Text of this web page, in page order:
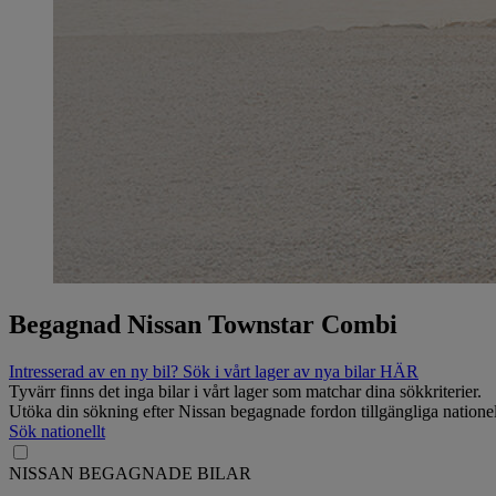
Begagnad Nissan Townstar Combi
Intresserad av en ny bil? Sök i vårt lager av nya bilar HÄR
Tyvärr finns det inga bilar i vårt lager som matchar dina sökkriterier.
Utöka din sökning efter Nissan begagnade fordon tillgängliga
Sök nationellt
NISSAN BEGAGNADE BILAR